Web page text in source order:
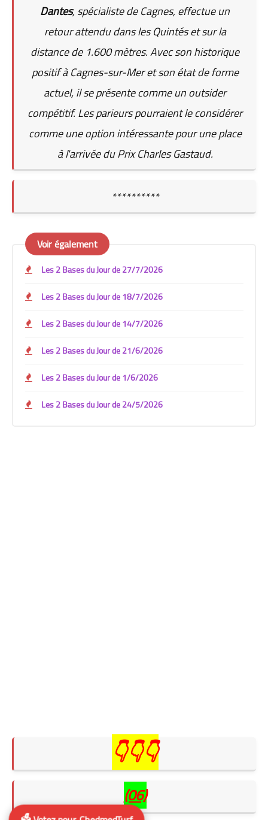
Dantes, spécialiste de Cagnes, effectue un
retour attendu dans les Quintés et sur la
distance de 1.600 mètres. Avec son historique
positif à Cagnes-sur-Mer et son état de forme
actuel, il se présente comme un outsider
compétitif. Les parieurs pourraient le considérer
comme une option intéressante pour une place
à l'arrivée du Prix Charles Gastaud.
**********
Voir également
Les 2 Bases du Jour de 27/7/2026
Les 2 Bases du Jour de 18/7/2026
Les 2 Bases du Jour de 14/7/2026
Les 2 Bases du Jour de 21/6/2026
Les 2 Bases du Jour de 1/6/2026
Les 2 Bases du Jour de 24/5/2026
👇👇👇
(06)